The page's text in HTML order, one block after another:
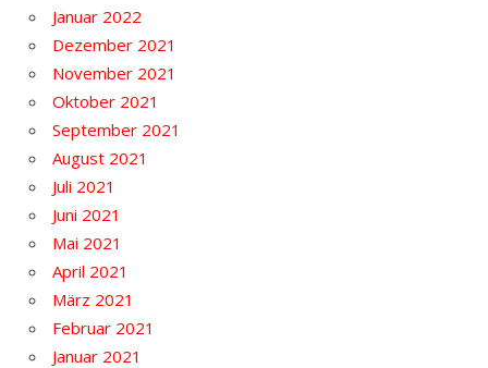
Januar 2022
Dezember 2021
November 2021
Oktober 2021
September 2021
August 2021
Juli 2021
Juni 2021
Mai 2021
April 2021
März 2021
Februar 2021
Januar 2021